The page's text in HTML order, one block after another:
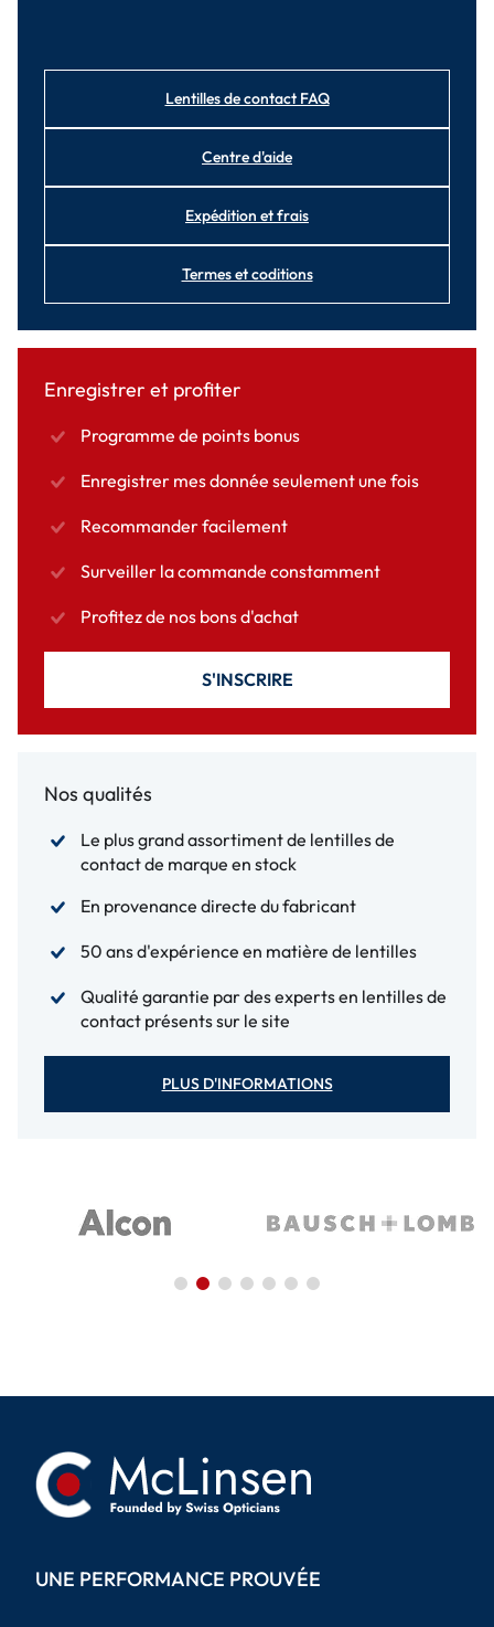
Lentilles de contact FAQ
Centre d'aide
Expédition et frais
Termes et coditions
Enregistrer et profiter
Programme de points bonus
Enregistrer mes donnée seulement une fois
Recommander facilement
Surveiller la commande constamment
Profitez de nos bons d'achat
S'INSCRIRE
Nos qualités
Le plus grand assortiment de lentilles de
contact de marque en stock
En provenance directe du fabricant
50 ans d'expérience en matière de lentilles
Qualité garantie par des experts en lentilles de
contact présents sur le site
PLUS D'INFORMATIONS
UNE PERFORMANCE PROUVÉE